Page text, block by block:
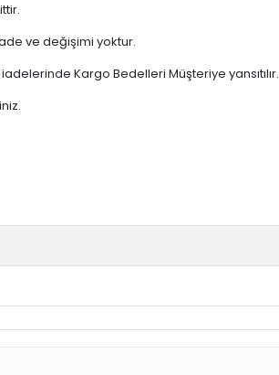
iade ve değişimi yoktur.
Kargo Bedelleri Müşteriye yansıtılır.